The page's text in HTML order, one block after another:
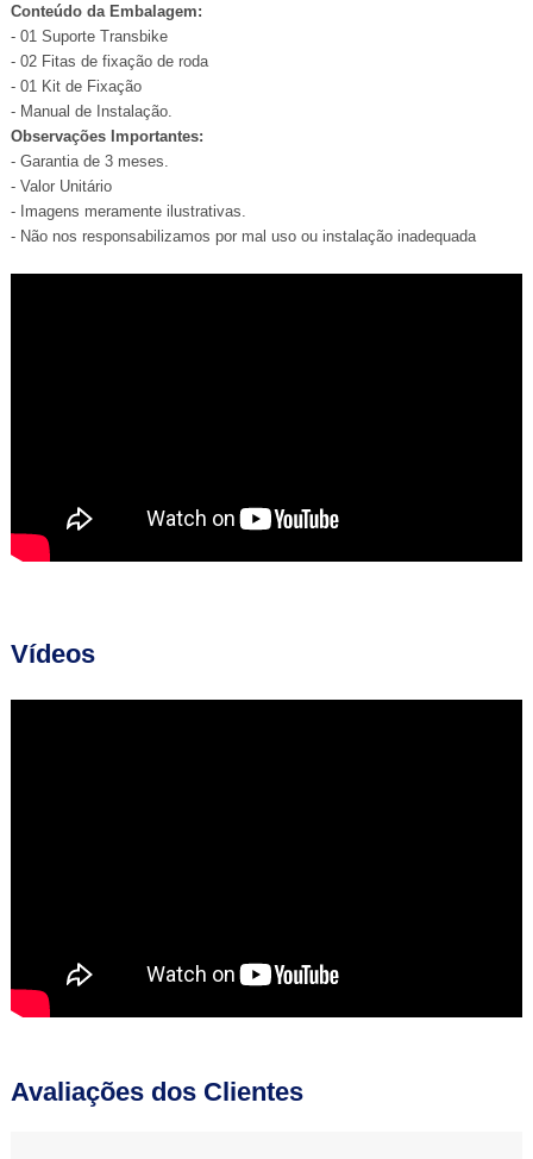
Conteúdo da Embalagem:
- 01 Suporte Transbike
- 02 Fitas de fixação de roda
- 01 Kit de Fixação
- Manual de Instalação.
Observações Importantes:
- Garantia de 3 meses.
- Valor Unitário
- Imagens meramente ilustrativas.
- Não nos responsabilizamos por mal uso ou instalação inadequada
Vídeos
Avaliações dos Clientes